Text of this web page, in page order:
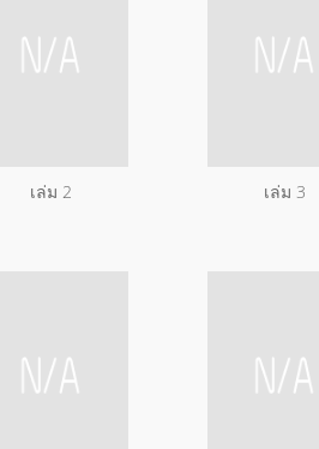
เล่ม 2 เล่ม 3